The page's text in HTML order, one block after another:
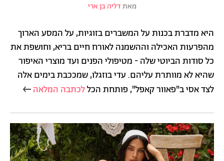
מאתדליה בן ארי
היא מדברת בכנות על המשברים בזוגיות, על המסע הארוך
מהפרעות האכילה וההשמנה לאורח חיים בריא, וחושפת את
כל סודות הביוטי שלה - מטיפולי הפנים ועד מוצרי האיפור
שהיא לא מוותרת עליהם. עדי בוזגלו, שמככבת בימים אלה
לצד אסי ב"פאוור קאפל", פותחת הכללכתבה המלאה